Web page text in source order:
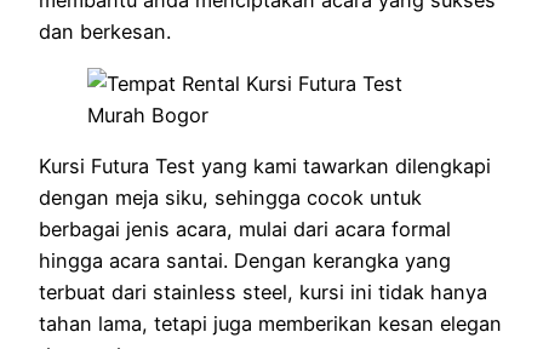
dan berkesan.
Kursi Futura Test yang kami tawarkan dilengkapi
dengan meja siku, sehingga cocok untuk
berbagai jenis acara, mulai dari acara formal
hingga acara santai. Dengan kerangka yang
terbuat dari stainless steel, kursi ini tidak hanya
tahan lama, tetapi juga memberikan kesan elegan